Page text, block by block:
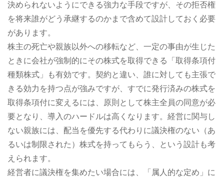
決められないようにできる強力な手段ですが、その拒否権
を将来誰がどう承継するのかまで含めて設計しておく必要
があります。
株主の死亡や親族以外への移転など、一定の事由が生じた
ときに会社が強制的にその株式を取得できる「取得条項付
種類株式」も有効です。契約と違い、誰に対しても主張で
きる効力を持つ点が強みですが、すでに発行済みの株式を
取得条項付に変えるには、原則として株主全員の同意が必
要となり、導入のハードルは高くなります。経営に関与し
ない親族には、配当を優先する代わりに議決権のない（あ
るいは制限された）株式を持ってもらう、という設計も考
えられます。
経営者に議決権を集めたい場合には、「属人的な定め」に